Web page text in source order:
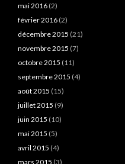
mai 2016 (2)
février 2016 (2)
décembre 2015 (21)
novembre 2015 (7)
octobre 2015 (11)
septembre 2015 (4)
août 2015 (15)
juillet 2015 (9)
juin 2015 (10)
mai 2015 (5)
avril 2015 (4)
mars 2015 (3)